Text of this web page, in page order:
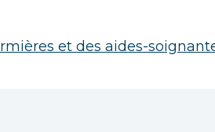
et des aides-